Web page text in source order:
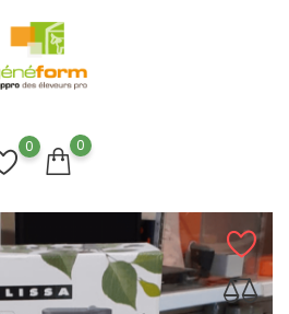
0 0